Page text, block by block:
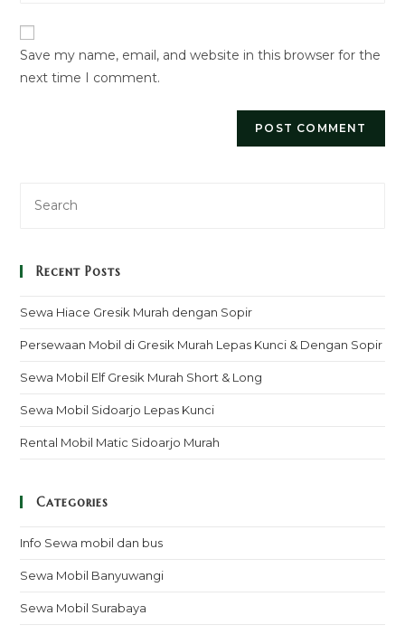
URL
(optional)
Save my name, email, and website in this browser for the
next time I comment.
Recent Posts
Sewa Hiace Gresik Murah dengan Sopir
Persewaan Mobil di Gresik Murah Lepas Kunci & Dengan Sopir
Sewa Mobil Elf Gresik Murah Short & Long
Sewa Mobil Sidoarjo Lepas Kunci
Rental Mobil Matic Sidoarjo Murah
Categories
Info Sewa mobil dan bus
Sewa Mobil Banyuwangi
Sewa Mobil Surabaya